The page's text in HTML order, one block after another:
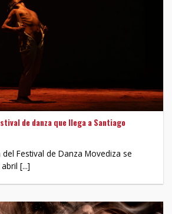
de danza que llega a Santiago
Festival de Danza Movediza se
[...]